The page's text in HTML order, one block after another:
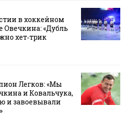
в хоккейном
Овечкина: «Дубль
хет‑трик
Легков: «Мы
и Ковальчука,
и завоевывали